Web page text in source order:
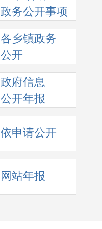
政务公开事项
各乡镇政务
公开
政府信息
公开年报
依申请公开
网站年报